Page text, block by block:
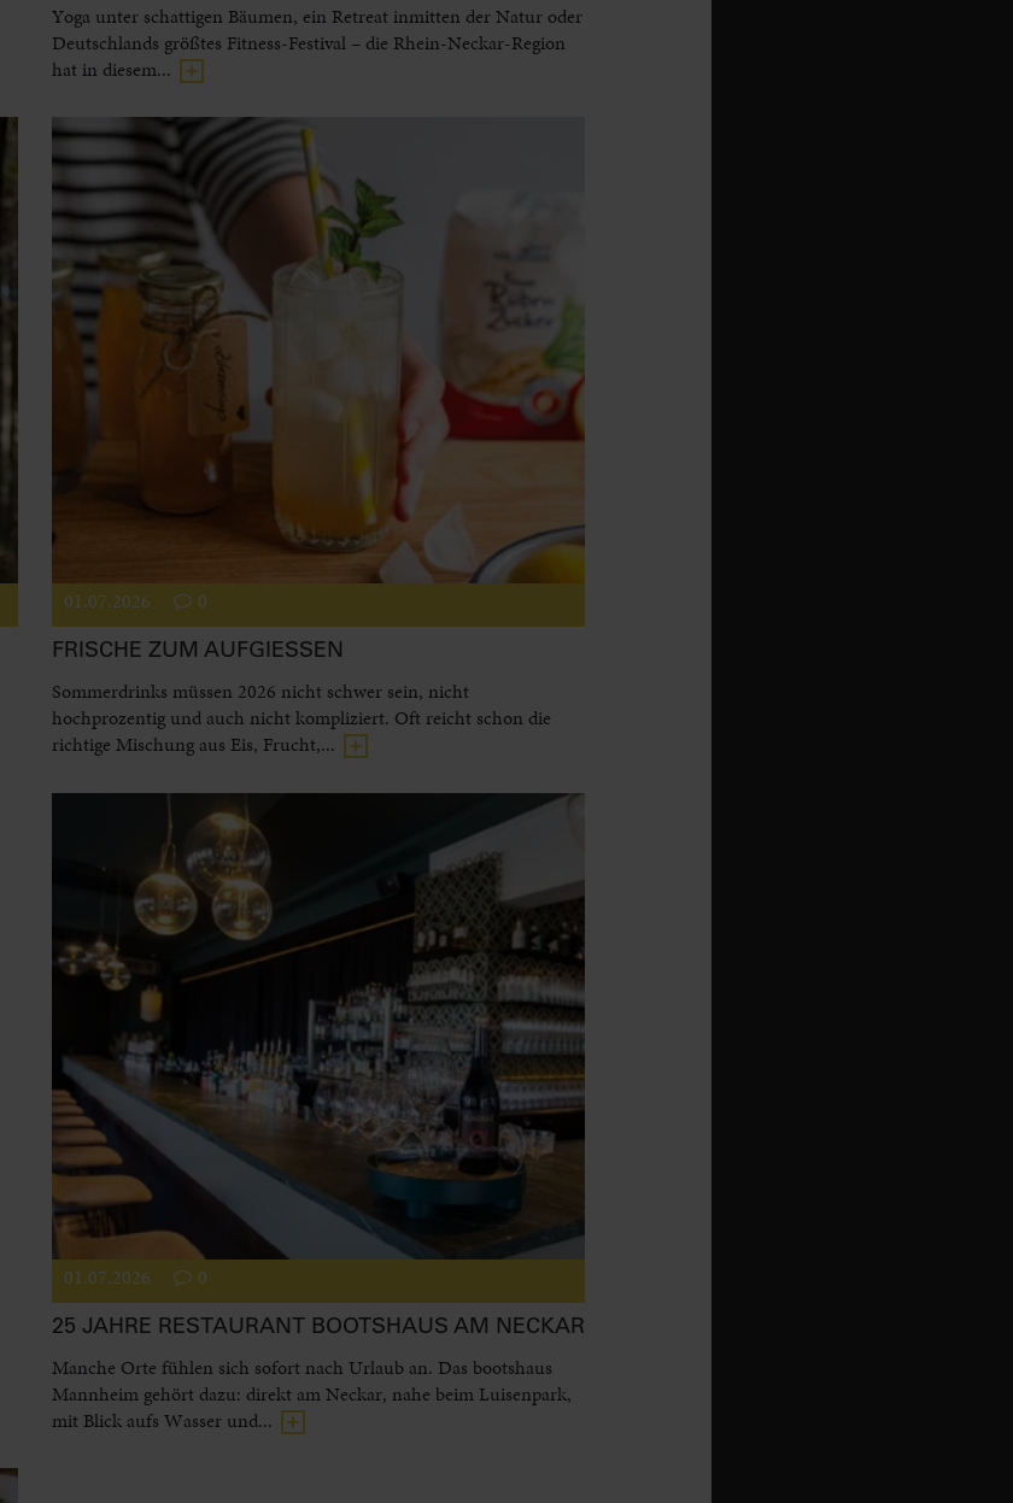
Yoga unter schattigen Bäumen, ein Retreat inmitten der Natur oder
Deutschlands größtes Fitness-Festival – die Rhein-Neckar-Region
hat in diesem...
01.07.2026 0
FRISCHE ZUM AUFGIESSEN
Sommerdrinks müssen 2026 nicht schwer sein, nicht
hochprozentig und auch nicht kompliziert. Oft reicht schon die
richtige Mischung aus Eis, Frucht,...
01.07.2026 0
25 JAHRE RESTAURANT BOOTSHAUS AM NECKAR
Manche Orte fühlen sich sofort nach Urlaub an. Das bootshaus
Mannheim gehört dazu: direkt am Neckar, nahe beim Luisenpark,
mit Blick aufs Wasser und...